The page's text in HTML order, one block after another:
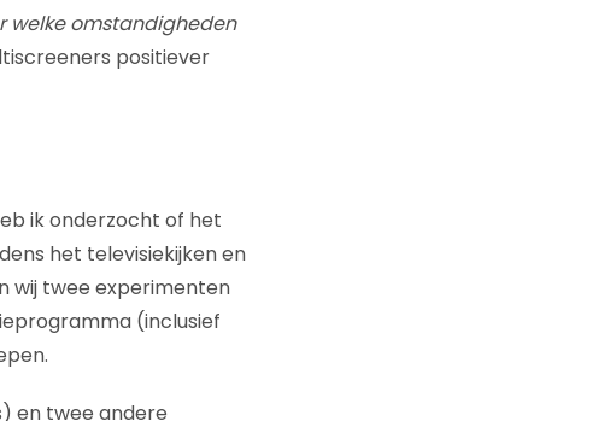
welke omstandigheden
positiever
ik onderzocht of het
het televisiekijken en
wij twee experimenten
(inclusief
en twee andere